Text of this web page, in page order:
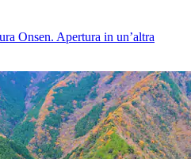
Onsen. Apertura in un’altra